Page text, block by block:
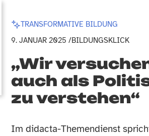
TRANSFORMATIVE BILDUNG
9. JANUAR 2025 /BILDUNGSKLICK
„Wir
auch als
zu verstehen“
Im didacta-Themendienst